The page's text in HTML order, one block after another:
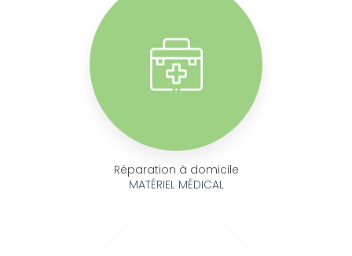
Réparation à domicile
MATÉRIEL MÉDICAL